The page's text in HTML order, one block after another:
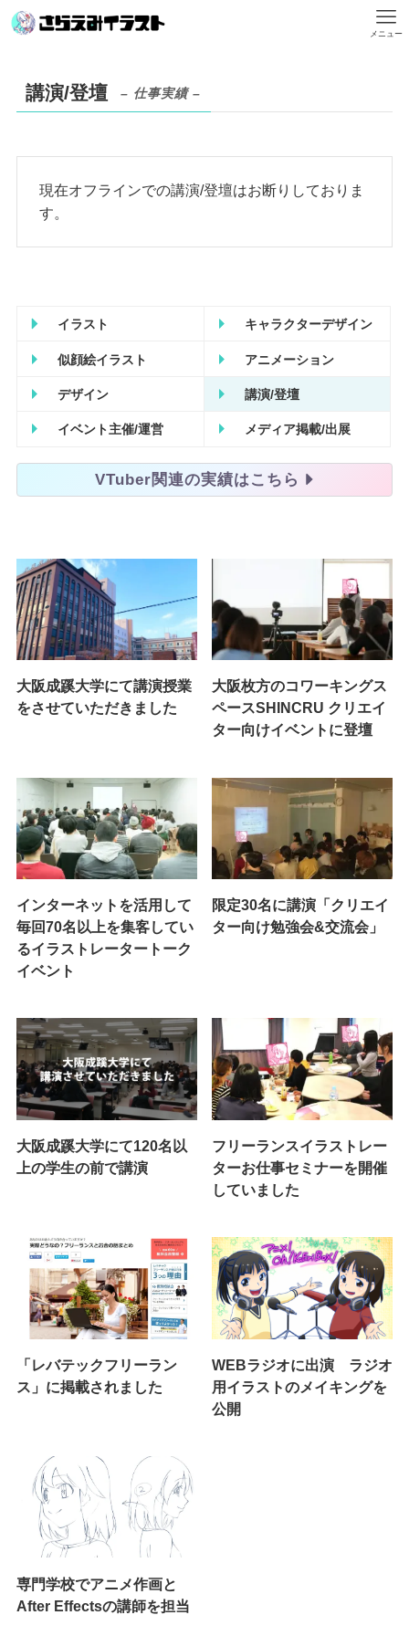
メニュー
講演/登壇 – 仕事実績 –
現在オフラインでの講演/登壇はお断りしておりま
す。
イラスト キャラクターデザイン
似顔絵イラスト アニメーション
デザイン 講演/登壇
イベント主催/運営 メディア掲載/出展
VTuber関連の実績はこちら
大阪成蹊大学にて講演授業
をさせていただきました
大阪枚方のコワーキングス
ペースSHINCRU クリエイ
ター向けイベントに登壇
インターネットを活用して
毎回70名以上を集客してい
るイラストレータートーク
イベント
限定30名に講演「クリエイ
ター向け勉強会&交流会」
大阪成蹊大学にて120名以
上の学生の前で講演
フリーランスイラストレー
ターお仕事セミナーを開催
していました
「レバテックフリーラン
ス」に掲載されました
WEBラジオに出演 ラジオ
用イラストのメイキングを
公開
専門学校でアニメ作画と
After Effectsの講師を担当